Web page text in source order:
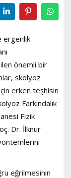
ergenlik
önemli bir
skolyoz
erken teşhisin
Farkındalık
Fizik
Dr. İlknur
eğrilmesinin